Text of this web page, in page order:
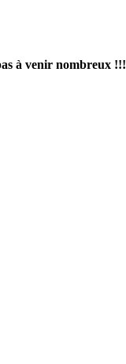
à venir nombreux !!!